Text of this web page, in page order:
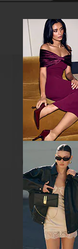
Dolce Glow
Tanning Mousse in
Dolce
$25